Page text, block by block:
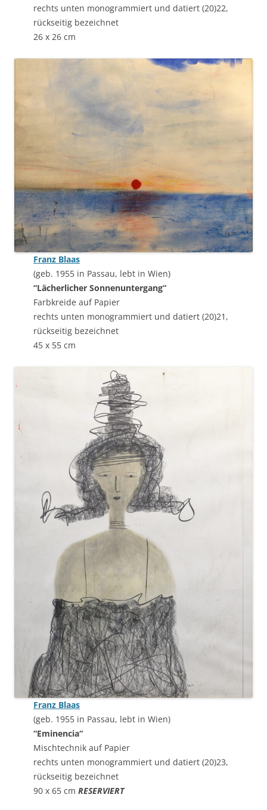
rechts unten monogrammiert und datiert (20)22,
rückseitig bezeichnet
26 x 26 cm
Franz Blaas
(geb. 1955 in Passau, lebt in Wien)
“Lächerlicher Sonnenuntergang“
Farbkreide auf Papier
rechts unten monogrammiert und datiert (20)21,
rückseitig bezeichnet
45 x 55 cm
Franz Blaas
(geb. 1955 in Passau, lebt in Wien)
“Eminencia“
Mischtechnik auf Papier
rechts unten monogrammiert und datiert (20)23,
rückseitig bezeichnet
90 x 65 cm RESERVIERT